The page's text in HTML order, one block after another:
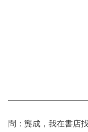
問：龔成，我在書店